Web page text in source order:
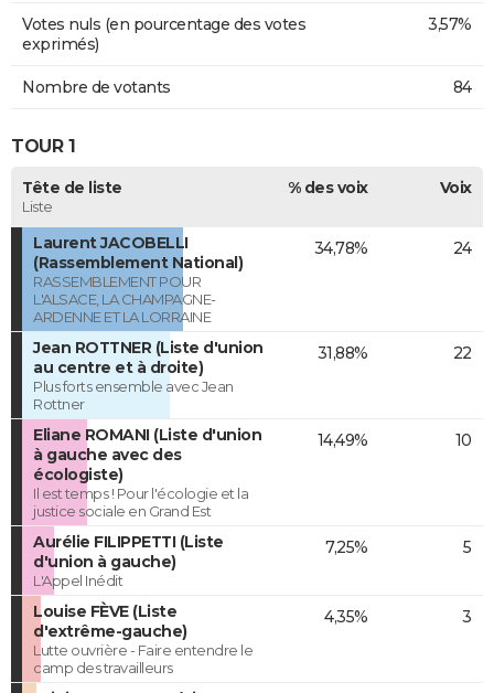
Votes nuls (en pourcentage des votes
exprimés)
3,57%
Nombre de votants 84
TOUR 1
Tête de liste
Liste
% des voix Voix
Laurent JACOBELLI
(Rassemblement National)
RASSEMBLEMENT POUR
L'ALSACE, LA CHAMPAGNE-
ARDENNE ET LA LORRAINE
34,78% 24
Jean ROTTNER (Liste d'union
au centre et à droite)
Plus forts ensemble avec Jean
Rottner
31,88% 22
Eliane ROMANI (Liste d'union
à gauche avec des
écologiste)
Il est temps ! Pour l'écologie et la
justice sociale en Grand Est
14,49% 10
Aurélie FILIPPETTI (Liste
d'union à gauche)
L'Appel Inédit
7,25% 5
Louise FÈVE (Liste
d'extrême-gauche)
Lutte ouvrière - Faire entendre le
camp des travailleurs
4,35% 3